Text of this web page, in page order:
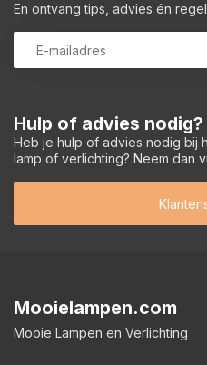
Hulp of advies nodig?
Heb je hulp of advies nodig bij
lamp of verlichting? Neem dan
En ontvang tips, advies én
Mooielampen.com
Mooie Lampen en Verlichting